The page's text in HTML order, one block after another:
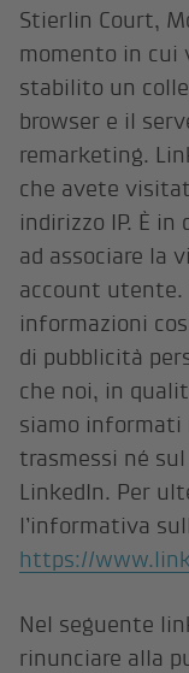
Stierlin Court,
momento in cui
stabilito un
browser e il
remarketing.
che avete
indirizzo IP. È in
ad associare la
account utente.
informazioni
di pubblicità
che noi, in
siamo informati
trasmessi né
LinkedIn. Per
l’informativa
https://
Nel seguente
rinunciare alla